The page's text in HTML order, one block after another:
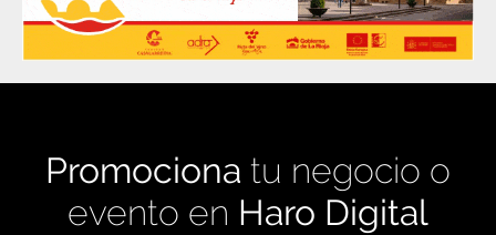
Promociona tu negocio o
evento en Haro Digital